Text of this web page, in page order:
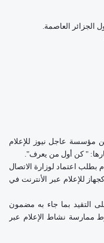
الجزائر العاصمة.
مؤسسة عاجل نيوز للإعلام
" كن أول من يعرف".
في العمل يوم 5 جويلية 2021، وتقدم بطلب اعتماد لوزارة الاتصال
كجهاز للإعلام عبر الأنترنت في
التقيد بما جاء به مضمون
ممارسة نشاط الإعلام عبر